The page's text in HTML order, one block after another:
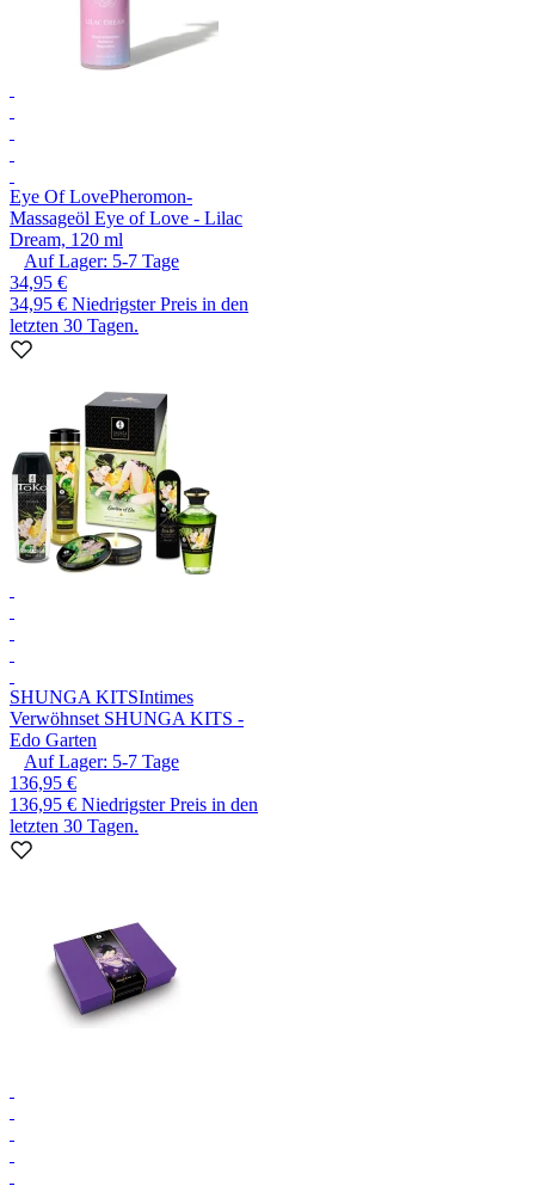
Eye Of LovePheromon-
Massageöl Eye of Love - Lilac
Dream, 120 ml
Auf Lager: 5-7 Tage
34,95 €
34,95 € Niedrigster Preis in den
letzten 30 Tagen.
SHUNGA KITSIntimes
Verwöhnset SHUNGA KITS -
Edo Garten
Auf Lager: 5-7 Tage
136,95 €
136,95 € Niedrigster Preis in den
letzten 30 Tagen.